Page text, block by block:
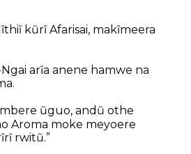
kũrĩ Afarisai, makĩmeera
arĩa anene hamwe na
ũguo, andũ othe
Aroma moke meyoere
rwitũ.”